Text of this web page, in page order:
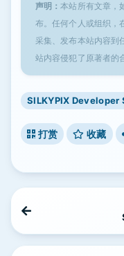
声明：本站所有文章，
布。任何个人或组织，
采集、发布本站内容到
站内容侵犯了原著者的
SILKYPIX Developer
打赏 收藏